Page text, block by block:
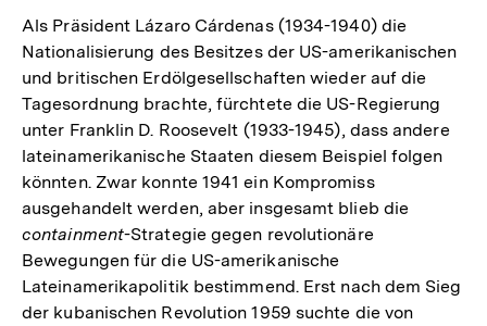
Als Präsident Lázaro Cárdenas (1934-1940) die
Nationalisierung des Besitzes der US-amerikanischen
und britischen Erdölgesellschaften wieder auf die
Tagesordnung brachte, fürchtete die US-Regierung
unter Franklin D. Roosevelt (1933-1945), dass andere
lateinamerikanische Staaten diesem Beispiel folgen
könnten. Zwar konnte 1941 ein Kompromiss
ausgehandelt werden, aber insgesamt blieb die
containment-Strategie gegen revolutionäre
Bewegungen für die US-amerikanische
Lateinamerikapolitik bestimmend. Erst nach dem Sieg
der kubanischen Revolution 1959 suchte die von